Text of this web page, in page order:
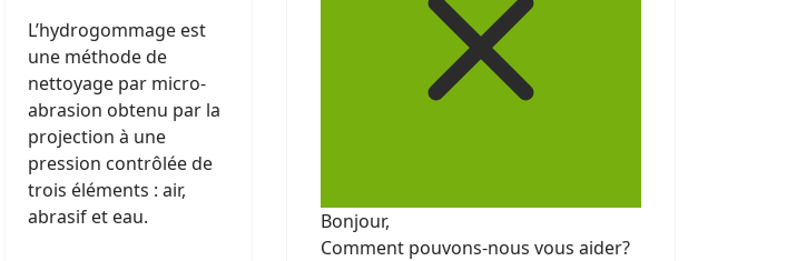
L’hydrogommage est
une méthode de
nettoyage par micro-
abrasion obtenu par la
projection à une
pression contrôlée de
trois éléments : air,
abrasif et eau.
Bonjour,
Comment pouvons-nous vous aider?